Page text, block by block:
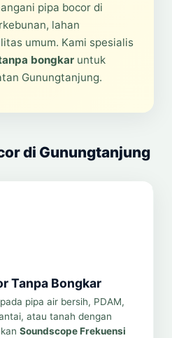
pipa bocor di
lahan
umum. Kami spesialis
bongkaruntuk
Gunungtanjung.
di Gunungtanjung
Tanpa Bongkar
pipa air bersih, PDAM,
atau tanah dengan
Soundscope Frekuensi